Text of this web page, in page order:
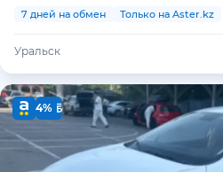
7 дней на обмен Только на Aster.kz
Уральск
4%